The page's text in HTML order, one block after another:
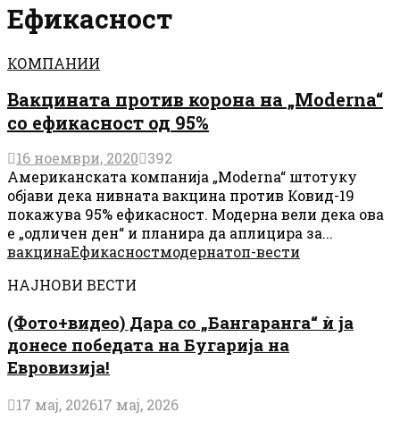
Ефикасност
КОМПАНИИ
Вакцината против корона на „Moderna“
со ефикасност од 95%
16 ноември, 2020 392
Американската компанија „Moderna“ штотуку
објави дека нивната вакцина против Ковид-19
покажува 95% ефикасност. Модерна вели дека ова
е „одличен ден“ и планира да аплицира за...
вакцинаЕфикасностмодернатоп-вести
НАЈНОВИ ВЕСТИ
(Фото+видео) Дара со „Бангаранга“ ѝ ја
донесе победата на Бугарија на
Евровизија!
17 мај, 202617 мај, 2026